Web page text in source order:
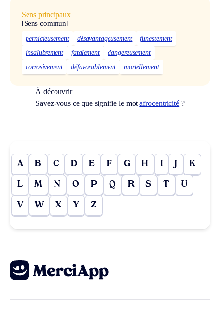
Sens principaux
[Sens commun]
pernicieusement désavantageusement
funestement
insalubrement
fatalement
dangereusement
corrosivement
défavorablement mortellement
À découvrir
Savez-vous ce que signifie le motafrocentricité ?
A B C D E F G H I J K
L M N O P Q R S T U
V W X Y Z